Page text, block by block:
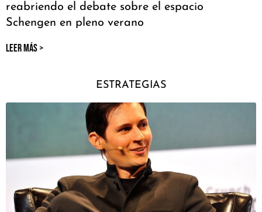
reabriendo el debate sobre el espacio
Schengen en pleno verano
LEER MÁS >
ESTRATEGIAS